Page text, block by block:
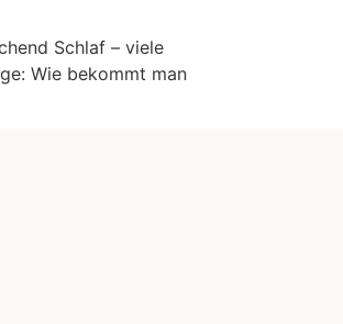
Schlaf – viele
Wie bekommt man